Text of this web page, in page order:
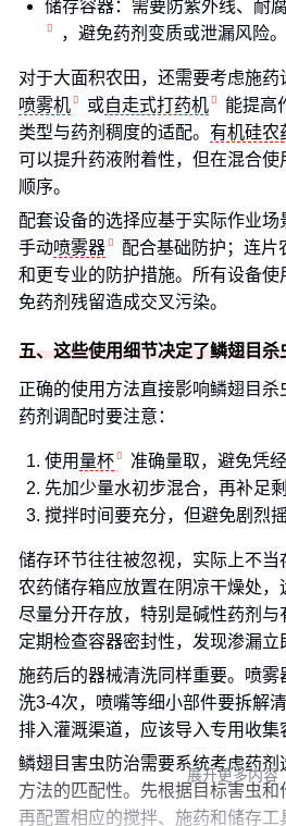
储存容器：需要防紫外线、耐
，避免药剂变质或泄漏风险。
对于大面积农田，还需要考虑施药
喷雾机
或自走式打药机
能提高
类型与药剂稠度的适配。 有机硅农
可以提升药液附着性，但在混合使
顺序。
配套设备的选择应基于实际作业场
手动喷雾器
配合基础防护；连片
和更专业的防护措施。所有设备
免药剂残留造成交叉污染。
五、这些使用细节决定了鳞翅目杀
正确的使用方法直接影响鳞翅目杀
药剂调配时要注意：
使用 量杯
准确量取，避免凭
先加少量水初步混合，再补足
搅拌时间要充分，但避免剧烈
储存环节往往被忽视，实际上不当
农药储存箱应放置在阴凉干燥处，
尽量分开存放，特别是碱性药剂与
定期检查容器密封性，发现渗漏立
施药后的器械清洗同样重要。喷雾
洗3-4次，喷嘴等细小部件要拆解
排入灌溉渠道，应该导入专用收集
鳞翅目害虫防治需要系统考虑药剂
方法的匹配性。先根据目标害虫和
再配置相应的搅拌、施药和储存
展开更多内容